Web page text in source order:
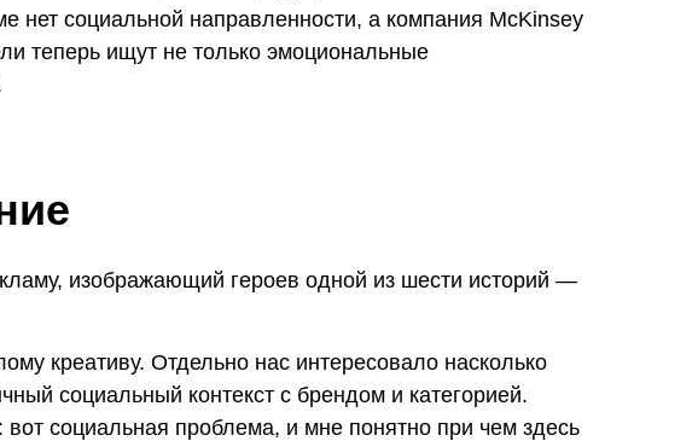
нет социальной направленности, а компания McKinsey
теперь ищут не только эмоциональные
изображающий героев одной из шести историй —
креативу. Отдельно нас интересовало насколько
социальный контекст с брендом и категорией.
социальная проблема, и мне понятно при чем здесь